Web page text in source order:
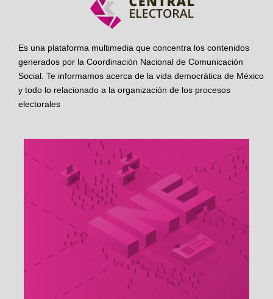
Es una plataforma multimedia que concentra los contenidos
generados por la Coordinación Nacional de Comunicación
Social. Te informamos acerca de la vida democrática de México
y todo lo relacionado a la organización de los procesos
electorales